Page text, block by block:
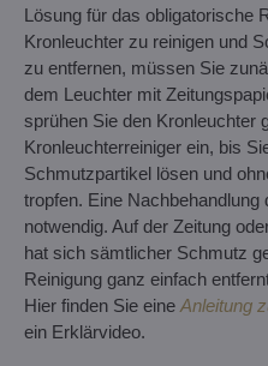
Lösung für das obligatorische
Kronleuchter zu reinigen und
zu entfernen, müssen Sie
dem Leuchter mit
sprühen Sie den Kronleuchter
Kronleuchterreiniger ein, bis
Schmutzpartikel lösen und
tropfen. Eine
notwendig. Auf der Zeitung
hat sich sämtlicher Schmutz
Reinigung ganz einfach
Hier finden Sie eine Anleitung
ein Erklärvideo.